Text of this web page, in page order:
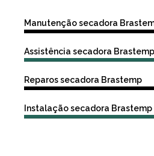
Manutenção secadora
Assistência secadora Brastemp
Reparos secadora Brastemp
Instalação secadora Brastemp